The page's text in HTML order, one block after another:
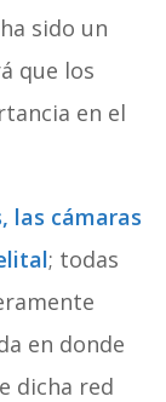
sido un
que los
en el
las cámaras
; todas
en donde
dicha red